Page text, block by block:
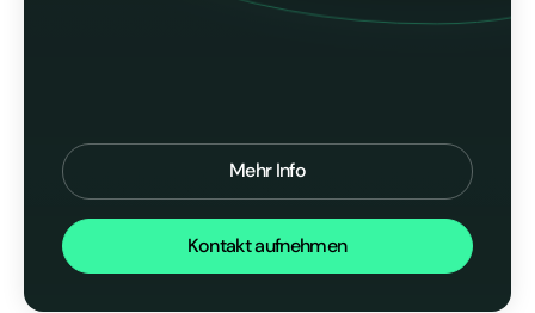
Mehr Info
Kontakt aufnehmen